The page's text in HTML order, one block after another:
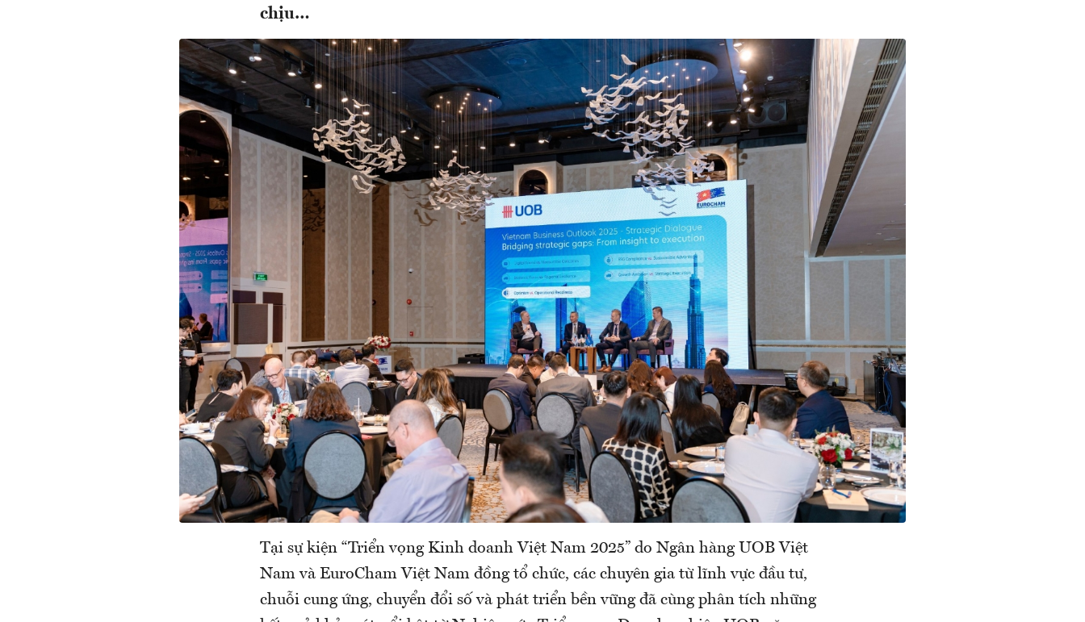
chịu…
Tại sự kiện “Triển vọng Kinh doanh Việt Nam 2025” do Ngân hàng UOB Việt
Nam và EuroCham Việt Nam đồng tổ chức, các chuyên gia từ lĩnh vực đầu tư,
chuỗi cung ứng, chuyển đổi số và phát triển bền vững đã cùng phân tích những